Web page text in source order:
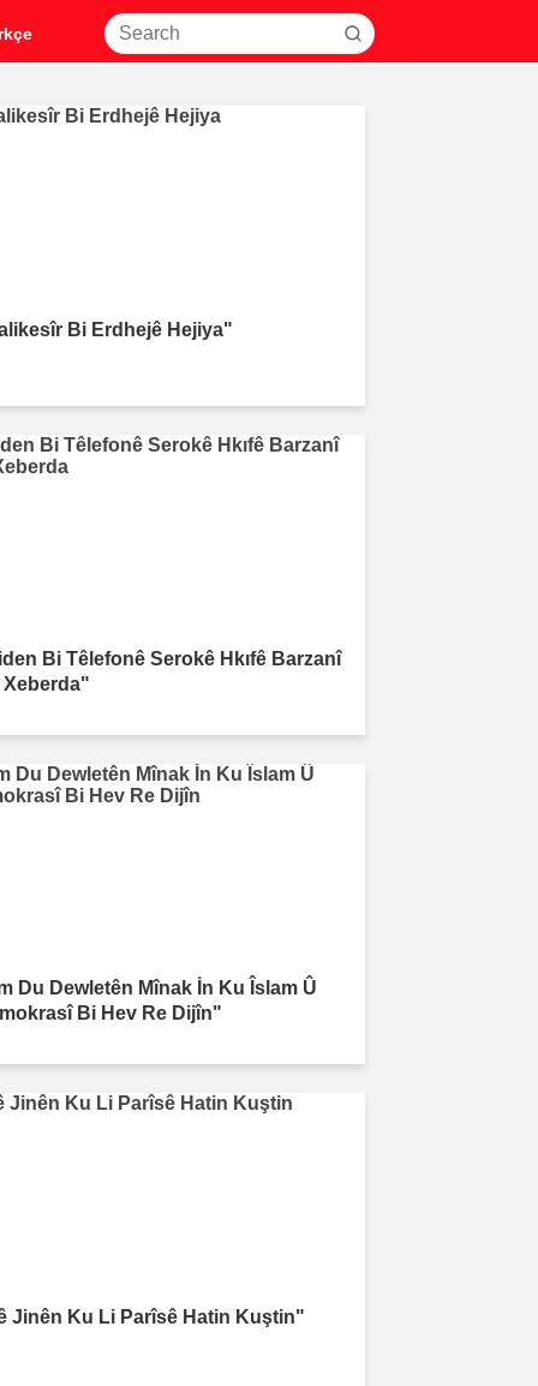
Bi Erdhejê Hejiya"
Bi Têlefonê Serokê Hkıfê Barzanî
Xeberda"
Du Dewletên Mînak İn Ku Îslam Û
Bi Hev Re Dijîn"
Jinên Ku Li Parîsê Hatin Kuştin"